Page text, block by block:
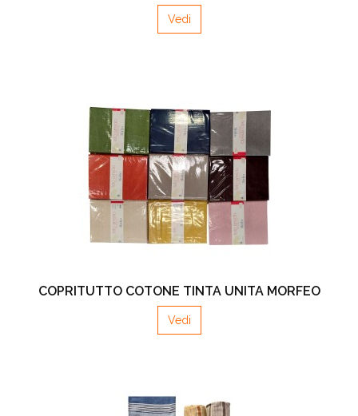
Vedi
COPRITUTTO COTONE TINTA UNITA MORFEO
Vedi